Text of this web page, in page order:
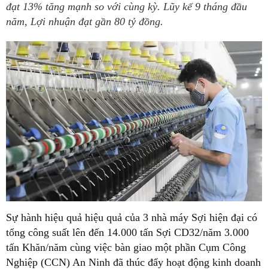
đạt 13% tăng mạnh so với cùng kỳ. Lũy kế 9 tháng đầu
năm, Lợi nhuận đạt gần 80 tỷ đồng.
Sự hành hiệu quả hiệu quả của 3 nhà máy Sợi hiện đại có
tổng công suất lên đến 14.000 tấn Sợi CD32/năm 3.000
tấn Khăn/năm cùng việc bàn giao một phần Cụm Công
Nghiệp (CCN) An Ninh đã thúc đẩy hoạt động kinh doanh